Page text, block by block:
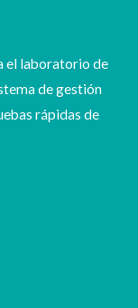
el laboratorio de
de gestión
rápidas de